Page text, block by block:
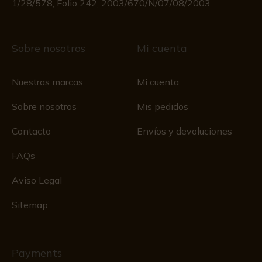
1/28/578, Folio 242, 2003/670/N/07/08/2003
Sobre nosotros
Nuestras marcas
Sobre nosotros
Contacto
FAQs
Aviso Legal
Sitemap
Mi cuenta
Mi cuenta
Mis pedidos
Envíos y devoluciones
Payments